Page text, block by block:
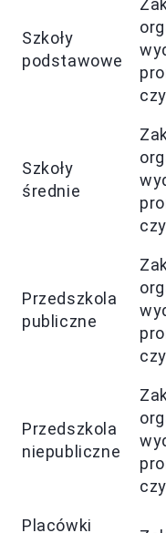
Szkoły
podstawowe
Szkoły
średnie
Przedszkola
publiczne
Przedszkola
niepubliczne
Placówki